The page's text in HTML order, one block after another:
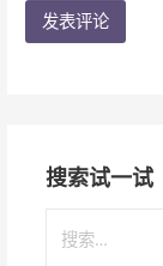
搜索试一试
索